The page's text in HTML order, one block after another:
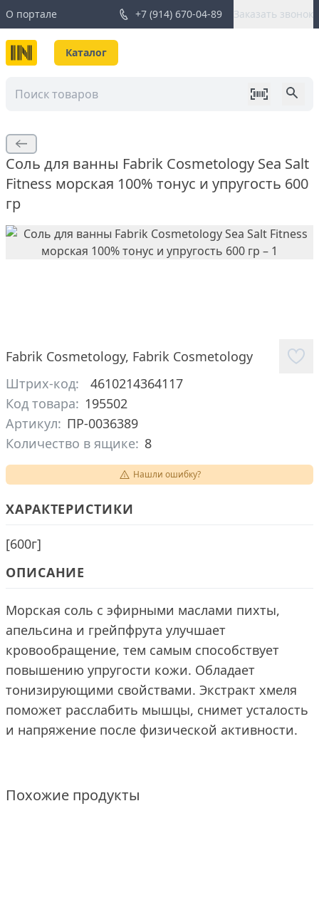
О портале +7 (914) 670-04-89 Заказать звонок
Каталог
Соль для ванны Fabrik Cosmetology Sea Salt
Fitness морская 100% тонус и упругость 600
гр
Fabrik Cosmetology, Fabrik Cosmetology
Штрих-код:
4610214364117
Код товара: 195502
Артикул: ПР-0036389
Количество в ящике: 8
Нашли ошибку?
ХАРАКТЕРИСТИКИ
[600г]
ОПИСАНИЕ
Морская соль с эфирными маслами пихты,
апельсина и грейпфрута улучшает
кровообращение, тем самым способствует
повышению упругости кожи. Обладает
тонизирующими свойствами. Экстракт хмеля
поможет расслабить мышцы, снимет усталость
и напряжение после физической активности.
Похожие продукты